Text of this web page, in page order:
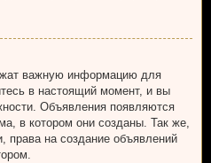
важную информацию для
в настоящий момент, и вы
Объявления появляются
в котором они созданы. Так же,
права на создание объявлений